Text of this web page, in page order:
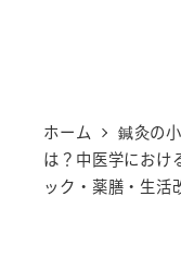
ホーム 鍼灸の
は？中医学におけ
ック・薬膳・生活